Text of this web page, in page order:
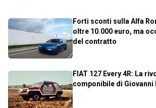
Forti sconti sulla Alfa
oltre 10.000 euro, ma
del contratto
FIAT 127 Every 4R: La
componibile di